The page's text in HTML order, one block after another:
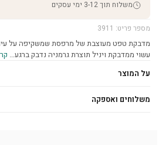
משלוח תוך 3-12 ימי עסקים
מספר פריט: 3911
מדבקת טפט מעוצבת של מרפסת שמשקיפה על
עשוי ממדבקת ויניל תוצרת גרמניה נדבק ברגע…
על המוצר
משלוחים ואספקה